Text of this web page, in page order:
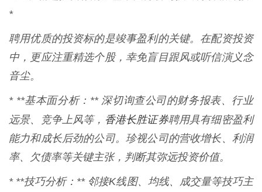
*
聘用优质的投资标的是竣事盈利的关键。在配资投资
中，更应注重精选个股，幸免盲目跟风或听信演义念
音尘。
* **基本面分析：** 深切询查公司的财务报表、行业
远景、竞争上风等， 香港长胜证券聘用具有细密盈利
能力和成长后劲的公司。珍视公司的营收增长、利润
率、欠债率等关键主张，判断其弥远投资价值。
* **技巧分析：** 邻接K线图、均线、成交量等技巧主